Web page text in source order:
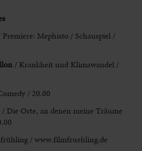
Premiere: Mephisto / Schauspiel /
/ Krankheit und Klimawandel /
/ 20.00
Die Orte, an denen meine Träume
/ www.filmfruehling.de